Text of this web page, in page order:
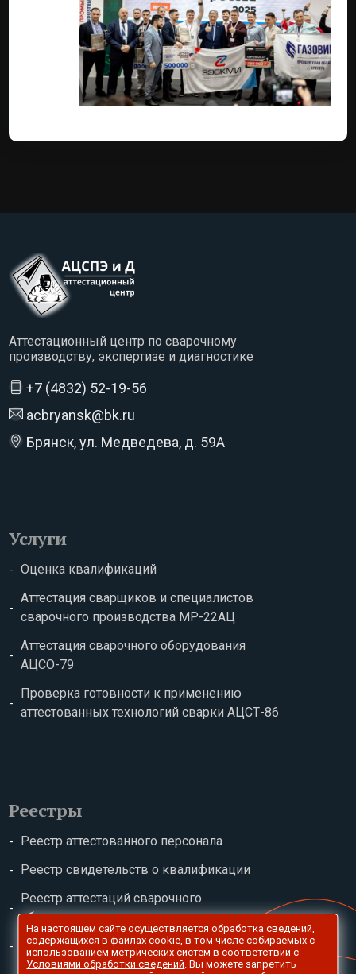
Аттестационный центр по сварочному
производству, экспертизе и диагностике
+7 (4832) 52-19-56
acbryansk@bk.ru
Брянск, ул. Медведева, д. 59А
Услуги
Оценка квалификаций
Аттестация сварщиков и специалистов
сварочного производства МР-22АЦ
Аттестация сварочного оборудования
АЦСО-79
Проверка готовности к применению
аттестованных технологий сварки АЦСТ-86
Реестры
Реестр аттестованного персонала
Реестр свидетельств о квалификации
Реестр аттестаций сварочного
оборудования
Реестр сварочных технологий
На настоящем сайте осуществляется обработка сведений,
содержащихся в файлах сookie, в том числе собираемых с
использованием метрических систем в соответствии с
Условиями обработки сведений. Вы можете запретить